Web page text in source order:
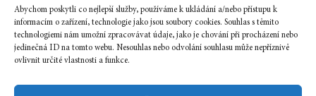
Abychom poskytli co nejlepší služby, používáme k ukládání a/nebo přístupu k
informacím o zařízení, technologie jako jsou soubory cookies. Souhlas s těmito
technologiemi nám umožní zpracovávat údaje, jako je chování při procházení nebo
jedinečná ID na tomto webu. Nesouhlas nebo odvolání souhlasu může nepříznivě
ovlivnit určité vlastnosti a funkce.
niet čo
prekračovať. nemá centrum. niet čo odhadzovať.
nemá vetu.